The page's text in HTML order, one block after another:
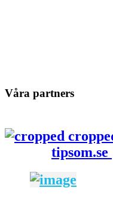
Våra partners
tipsom.se